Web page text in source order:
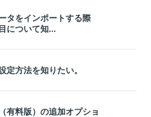
タをインポートする際
について知...
定方法を知りたい。
有料版）の追加オプショ